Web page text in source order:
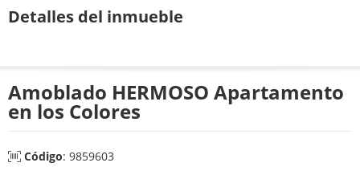
Detalles del inmueble
Amoblado HERMOSO Apartamento
en los Colores
Código: 9859603